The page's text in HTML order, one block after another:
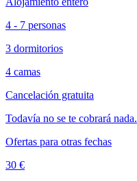
4 - 7 personas
3 dormitorios
4 camas
Cancelación gratuita
Todavía no se te cobrará nada.
Ofertas para otras fechas
30 €